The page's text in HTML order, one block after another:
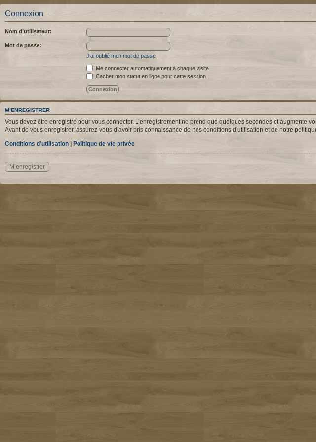
Connexion
Nom d’utilisateur:
Mot de passe:
J’ai oublié mon mot de passe
Me connecter automatiquement à chaque visite
Cacher mon statut en ligne pour cette session
M’ENREGISTRER
Vous devez être enregistré pour vous connecter. L’enregistrement ne prend que quelques secondes et augmente
Avant de vous enregistrer, assurez-vous d’avoir pris connaissance de nos conditions d’utilisation et de notre
Conditions d’utilisation | Politique de vie privée
M’enregistrer